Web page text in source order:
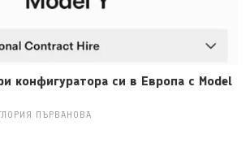
конфигуратора си в Европа с Model
ГЛОРИЯ ПЪРВАНОВА